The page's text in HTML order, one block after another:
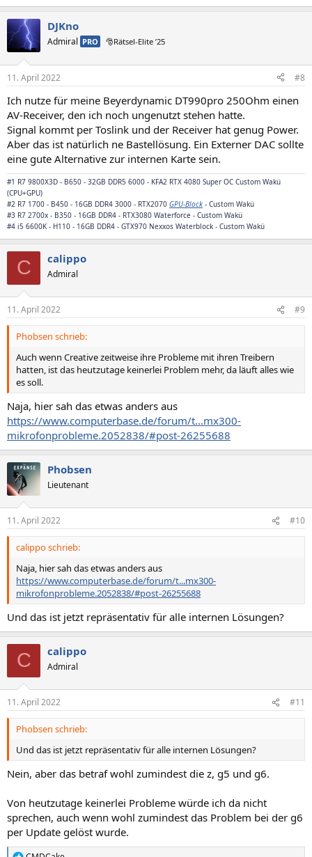
DJKno
Admiral PRO 🎅Rätsel-Elite ’25
11. April 2022 #8
Ich nutze für meine Beyerdynamic DT990pro 250Ohm einen
AV-Receiver, den ich noch ungenutzt stehen hatte.
Signal kommt per Toslink und der Receiver hat genug Power.
Aber das ist natürlich ne Bastellösung. Ein Externer DAC sollte
eine gute Alternative zur internen Karte sein.
#1 R7 9800X3D - B650 - 32GB DDR5 6000 - KFA2 RTX 4080 Super OC Custom Wakü
(CPU+GPU)
#2 R7 1700 - B450 - 16GB DDR4 3000 - RTX2070 GPU-Block - Custom Wakü
#3 R7 2700x - B350 - 16GB DDR4 - RTX3080 Waterforce - Custom Wakü
#4 i5 6600K - H110 - 16GB DDR4 - GTX970 Nexxos Waterblock - Custom Wakü
C calippo
Admiral
11. April 2022 #9
Phobsen schrieb:
Auch wenn Creative zeitweise ihre Probleme mit ihren Treibern
hatten, ist das heutzutage keinerlei Problem mehr, da läuft alles wie
es soll.
Naja, hier sah das etwas anders aus
https://www.computerbase.de/forum/t...mx300-
mikrofonprobleme.2052838/#post-26255688
Phobsen
Lieutenant
11. April 2022 #10
calippo schrieb:
Naja, hier sah das etwas anders aus
https://www.computerbase.de/forum/t...mx300-
mikrofonprobleme.2052838/#post-26255688
Und das ist jetzt repräsentativ für alle internen Lösungen?
C calippo
Admiral
11. April 2022 #11
Phobsen schrieb:
Und das ist jetzt repräsentativ für alle internen Lösungen?
Nein, aber das betraf wohl zumindest die z, g5 und g6.
Von heutzutage keinerlei Probleme würde ich da nicht
sprechen, auch wenn wohl zumindest das Problem bei der g6
per Update gelöst wurde.